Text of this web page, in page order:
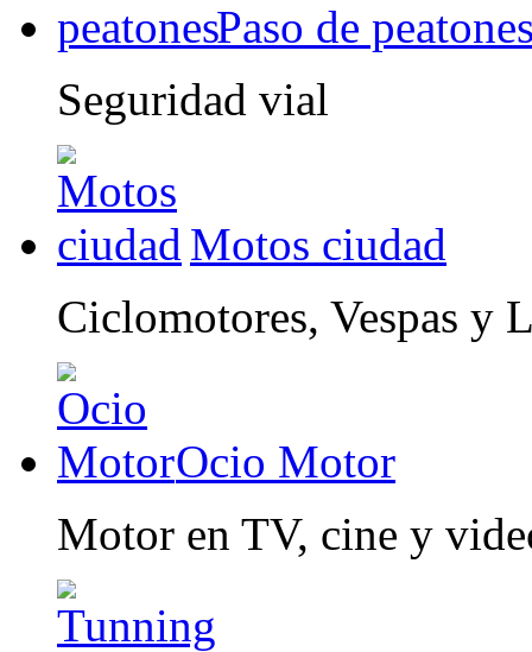
Paso de
Seguridad vial
Motos ciudad
Ciclomotores, Vespas y
Ocio Motor
Motor en TV, cine y